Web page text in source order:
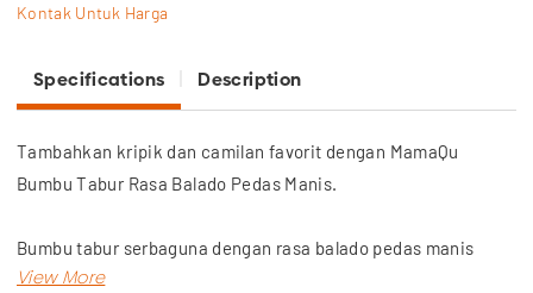
Kontak Untuk Harga
Specifications Description
Tambahkan kripik dan camilan favorit dengan MamaQu
Bumbu Tabur Rasa Balado Pedas Manis.
Bumbu tabur serbaguna dengan rasa balado pedas manis
yang terbuat dari bahan-bahan pilihan sehingga